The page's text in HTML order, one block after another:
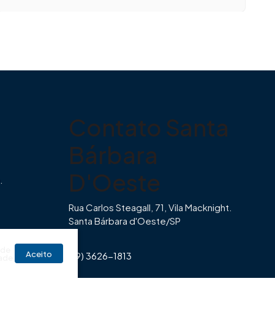
Aceito
Contato Santa
Bárbara
D'Oeste
Rua Carlos Steagall, 71, Vila Macknight.
Santa Bárbara d'Oeste/SP
(19) 3626-1813